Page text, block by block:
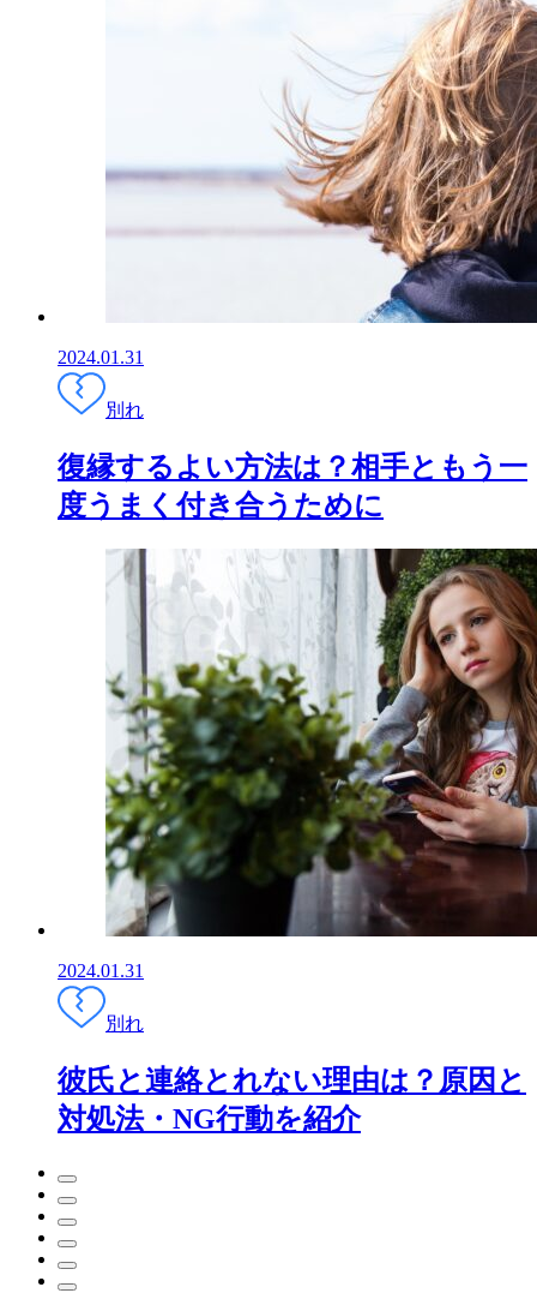
2024.01.31
別れ
復縁するよい方法は？相手ともう一
度うまく付き合うために
2024.01.31
別れ
彼氏と連絡とれない理由は？原因と
対処法・NG行動を紹介